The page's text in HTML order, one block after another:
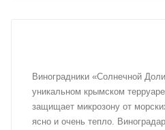
Виноградники «Солнечной
уникальном крымском
защищает микрозону от
ясно и очень тепло.